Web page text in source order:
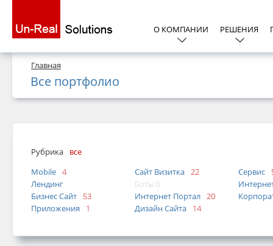
О КОМПАНИИ РЕШЕНИЯ
Главная
Все портфолио
Рубрика
все
Mobile 4 Сайт Визитка 22 Сервис
Лендинг
Боты 0
Бизнес Сайт
53 Интернет Портал 20
Приложения
1 Дизайн Сайта 14